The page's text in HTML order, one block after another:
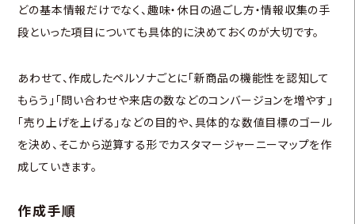
どの基本情報だけでなく、趣味・休日の過ごし方・情報収集の手
段といった項目についても具体的に決めておくのが大切です。
あわせて、作成したペルソナごとに「新商品の機能性を認知して
もらう」「問い合わせや来店の数などのコンバージョンを増やす」
「売り上げを上げる」などの目的や、具体的な数値目標のゴール
を決め、そこから逆算する形でカスタマージャーニーマップを作
成していきます。
作成手順